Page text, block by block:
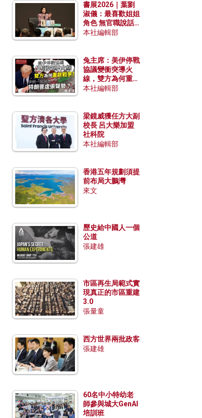
書展2026｜葉劉
淑儀：最喜歡姐姐
角色 無官職說話
包袱少
本社編輯部
兔主席：美伊停戰
協議變衝突導火
線，雙方為何重啟
戰爭？伊朗一早洞
本社編輯部
梁鏡威獲任方大副
校長 呂大樂加盟
社科院
本社編輯部
香港五年規劃須提
前布局大鵬灣
來文
歷史給中國人一個
公道
張建雄
市區再生局範式實
現真正的市區重建
3.0
張量童
西方世界兩批政客
張建雄
60名中小特幼老
師參與城大GenAI
培訓班